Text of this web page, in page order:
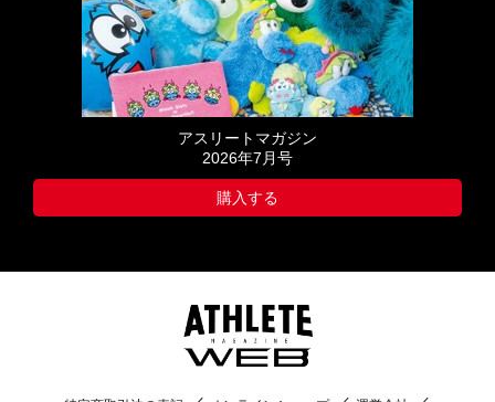
アスリートマガジン
2026年7月号
購入する